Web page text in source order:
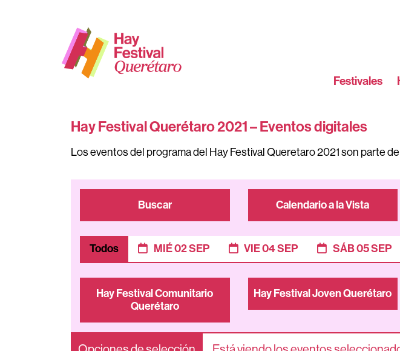
Festivales
Hay Festival Querétaro 2021 – Eventos digitales
Los eventos del programa del Hay Festival Queretaro 2021 son parte del
Buscar Calendario a la Vista
Todos MIÉ 02 SEP VIE 04 SEP SÁB 05 SEP
Hay Festival Comunitario
Querétaro
Hay Festival Joven Querétaro